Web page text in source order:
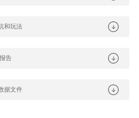
和玩法
告
据文件